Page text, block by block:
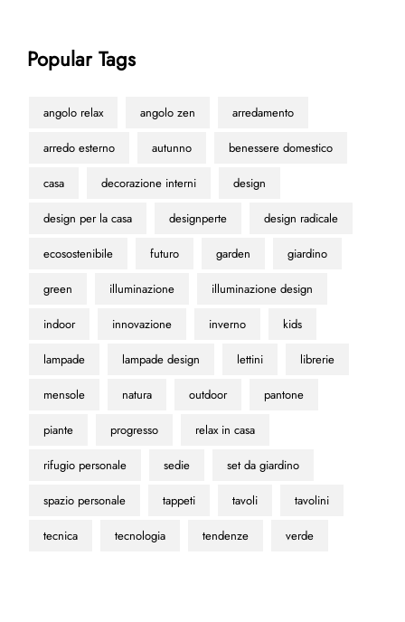
Popular Tags
angolo relax angolo zen arredamento
arredo esterno autunno benessere domestico
casa decorazione interni design
design per la casa designperte design radicale
ecosostenibile futuro garden giardino
green illuminazione illuminazione design
indoor innovazione inverno kids
lampade lampade design lettini librerie
mensole natura outdoor pantone
piante progresso relax in casa
rifugio personale sedie set da giardino
spazio personale tappeti tavoli tavolini
tecnica tecnologia tendenze verde